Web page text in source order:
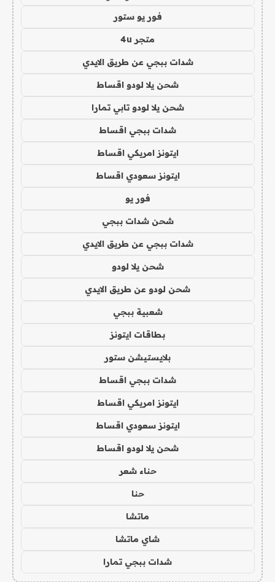
فور يو ستور
متجر 4u
شدات ببجي عن طريق الايدي
شحن يلا لودو اقساط
شحن يلا لودو تابي تمارا
شدات ببجي اقساط
ايتونز امريكي اقساط
ايتونز سعودي اقساط
فور يو
شحن شدات ببجي
شدات ببجي عن طريق الايدي
شحن يلا لودو
شحن لودو عن طريق الايدي
شعبية ببجي
بطاقات ايتونز
بلايستيشن ستور
شدات ببجي اقساط
ايتونز امريكي اقساط
ايتونز سعودي اقساط
شحن يلا لودو اقساط
حناء شعر
حنا
ماتشا
شاي ماتشا
شدات ببجي تمارا